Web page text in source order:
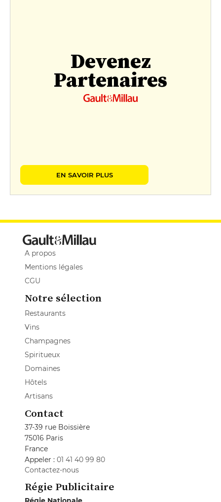
Devenez
Partenaires
EN SAVOIR PLUS
A propos
Mentions légales
CGU
Notre sélection
Restaurants
Vins
Champagnes
Spiritueux
Domaines
Hôtels
Artisans
Contact
37-39 rue Boissière
75016 Paris
France
Appeler : 01 41 40 99 80
Contactez-nous
Régie Publicitaire